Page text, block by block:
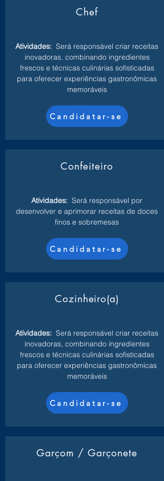
Chef
Atividades: Será responsável criar receitas
inovadoras, combinando ingredientes
frescos e técnicas culinárias sofisticadas
para oferecer experiências gastronômicas
memoráveis
Candidatar-se
Confeiteiro
Atividades: Será responsável por
desenvolver e aprimorar receitas de doces
finos e sobremesas
Candidatar-se
Cozinheiro(a)
Atividades: Será responsável criar receitas
inovadoras, combinando ingredientes
frescos e técnicas culinárias sofisticadas
para oferecer experiências gastronômicas
memoráveis
Candidatar-se
Garçom / Garçonete